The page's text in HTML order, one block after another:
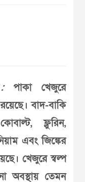
:পাকা খেজুরে
বাদ-বাকি
ফ্লুরিন,
এবং জিঙ্কের
খেজুরে স্বল্প
অবস্থায় তেমন